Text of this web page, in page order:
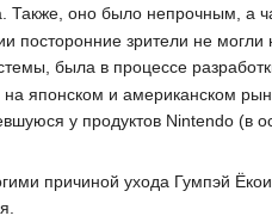
Также, оно было непрочным, а
посторонние зрители не
была в процессе
японском и американском
у продуктов Nintendo (в
причиной ухода Гумпэй